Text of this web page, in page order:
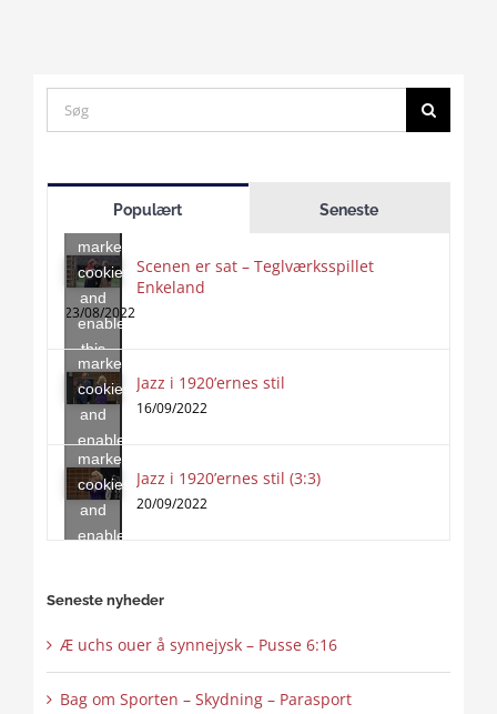
Search
for:
Populært Seneste
accept
marketing
cookies
and
enable
this
content
Scenen er sat – Teglværksspillet
Enkeland
23/08/2022
Click
to
marketing
cookies
and
enable
this
content
Jazz i 1920’ernes stil
16/09/2022
Click
to
accept
marketing
cookies
and
enable
Jazz i 1920’ernes stil (3:3)
20/09/2022
Seneste nyheder
Æ uchs ouer å synnejysk – Pusse 6:16
Bag om Sporten – Skydning – Parasport